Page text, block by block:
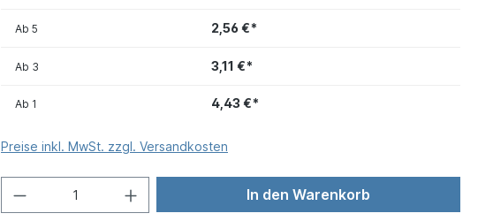
Ab 1 4,43 €*
Ab 3 3,11 €*
Ab 5 2,56 €*
Preise inkl. MwSt. zzgl. Versandkosten
In den Warenkorb